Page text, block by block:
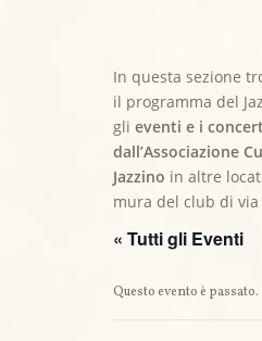
In questa sezione
il programma del
gli eventi e i
dall’Associazione
Jazzino in altre
mura del club di
« Tutti gli Eventi
Questo evento è passato.